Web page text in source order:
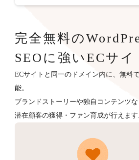
完全無料の
SEOに強いECサイ
ECサイトと同一のドメイン内に、無料
能。
ブランドストーリーや独自コンテンツな
潜在顧客の獲得・ファン育成が行えます